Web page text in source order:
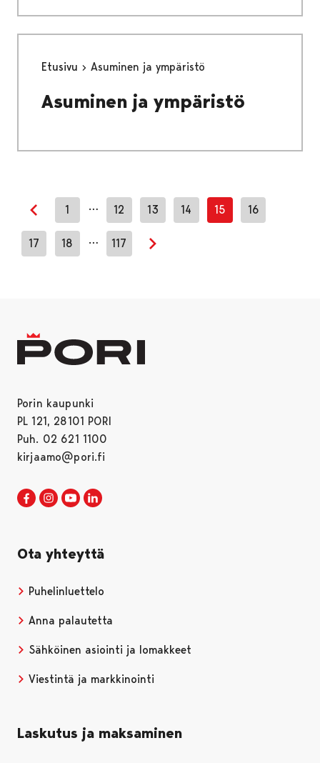
Etusivu Asuminen ja ympäristö
Asuminen ja ympäristö
Edellinen sivu
1 … 12 13 14 15 16
17 18 … 117
Seuraava sivu
Porin kaupunki
PL 121, 28101 PORI
Puh. 02 621 1100
kirjaamo@pori.fi
Porin kaupunki Facebookissa
Avautuu uudessa välilehdessä
Porin kaupunki Instagramissa
Avautuu uudessa välilehdessä
Porin kaupunki Youtubessa
Avautuu uudessa välilehdessä
Ota yhteyttä
Puhelinluettelo
Anna palautetta
Sähköinen asiointi ja lomakkeet
Viestintä ja markkinointi
Laskutus ja maksaminen